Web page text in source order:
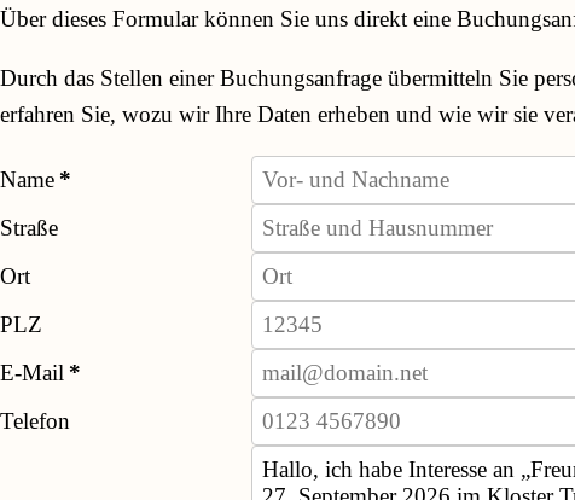
Über dieses Formular können Sie uns direkt eine
Durch das Stellen einer Buchungsanfrage übermitteln Sie
erfahren Sie, wozu wir Ihre Daten erheben und wie wir sie
Name
Straße
Ort
PLZ
E-Mail
Telefon